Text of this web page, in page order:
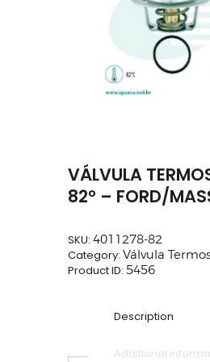
VÁLVULA
82° – FORD/
SKU: 4011278-82
Category: Válvula
Product ID: 5456
Description
Additional